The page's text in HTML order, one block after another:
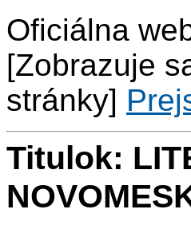
Oficiálna
[Zobrazuje
stránky]
Titulok: